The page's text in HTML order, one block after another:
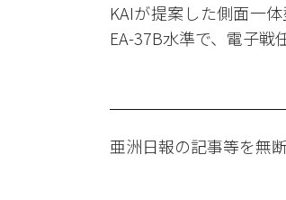
KAIが提案した側面一
EA-37B水準で、電子戦
亜洲日報の記事等を無